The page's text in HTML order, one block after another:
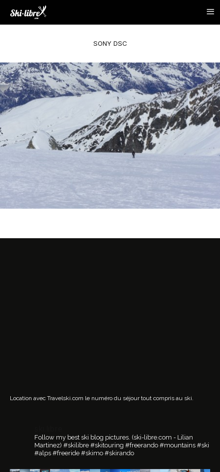
SONY DSC
Location avec Travelski.com le numéro du séjour tout compris au ski.
Follow my best ski blog pictures. (ski-libre.com - Lilian
Martinez) #skilibre #skitouring #freerando #mountains #ski
#alps #freeride #skimo #skirando